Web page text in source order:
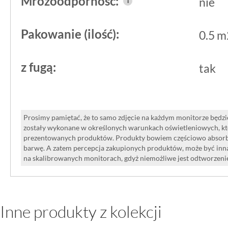
Jeśli szukasz jasnej okładziny
wnosi spokojny rytm i utrzymuje
przewidywalny i powtarzalny.
Pakowanie (ilość): 0.5
z fugą: tak
Prosimy pamiętać, że to samo zdjęcie na każdym monitorze
zostały wykonane w określonych warunkach oświetleniowych,
prezentowanych produktów. Produkty bowiem częściowo
barwę. A zatem percepcja zakupionych produktów, może być
na skalibrowanych monitorach, gdyż niemożliwe jest
Inne produkty z kolekcji